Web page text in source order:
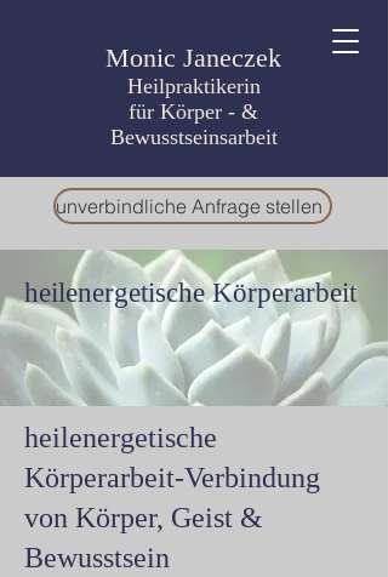
unverbindliche Anfrage stellen
Monic Janeczek
Heilpraktikerin
für Körper - &
Bewusstseinsarbeit
heilenergetische Körperarbeit
heilenergetische
Körperarbeit-Verbindung
von Körper, Geist &
Bewusstsein